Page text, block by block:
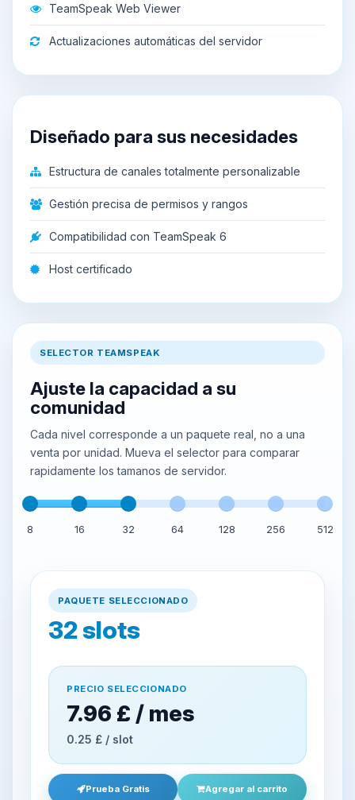
TeamSpeak Web Viewer
Actualizaciones automáticas del servidor
Diseñado para sus necesidades
Estructura de canales totalmente personalizable
Gestión precisa de permisos y rangos
Compatibilidad con TeamSpeak 6
Host certificado
SELECTOR TEAMSPEAK
Ajuste la capacidad a su
comunidad
Cada nivel corresponde a un paquete real, no a una
venta por unidad. Mueva el selector para comparar
rapidamente los tamanos de servidor.
8 16 32 64 128 256 512
PAQUETE SELECCIONADO
32slots
PRECIO SELECCIONADO
7.96 £ / mes
0.25 £ / slot
Prueba Gratis Agregar al carrito